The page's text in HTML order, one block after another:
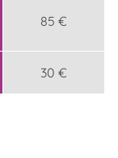
85 €
30 €